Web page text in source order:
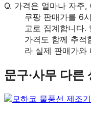
Q. 가격은 얼마나 자주,
쿠팡 판매가를 6
고로 집계합니다.
가격도 함께 추적
라 실제 판매가와
문구·사무 다른